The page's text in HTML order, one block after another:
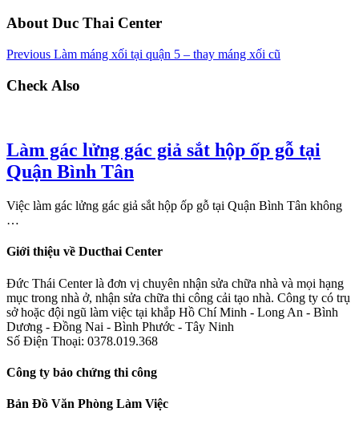
About Duc Thai Center
Previous Làm máng xối tại quận 5 – thay máng xối cũ
Check Also
Làm gác lửng gác giả sắt hộp ốp gỗ tại
Quận Bình Tân
Việc làm gác lửng gác giả sắt hộp ốp gỗ tại Quận Bình Tân không
…
Giới thiệu về Ducthai Center
Đức Thái Center là đơn vị chuyên nhận sửa chữa nhà và mọi hạng
mục trong nhà ở, nhận sửa chữa thi công cải tạo nhà. Công ty có trụ
sở hoặc đội ngũ làm việc tại khắp Hồ Chí Minh - Long An - Bình
Dương - Đồng Nai - Bình Phước - Tây Ninh
Số Điện Thoại: 0378.019.368
Công ty bảo chứng thi công
Bản Đồ Văn Phòng Làm Việc